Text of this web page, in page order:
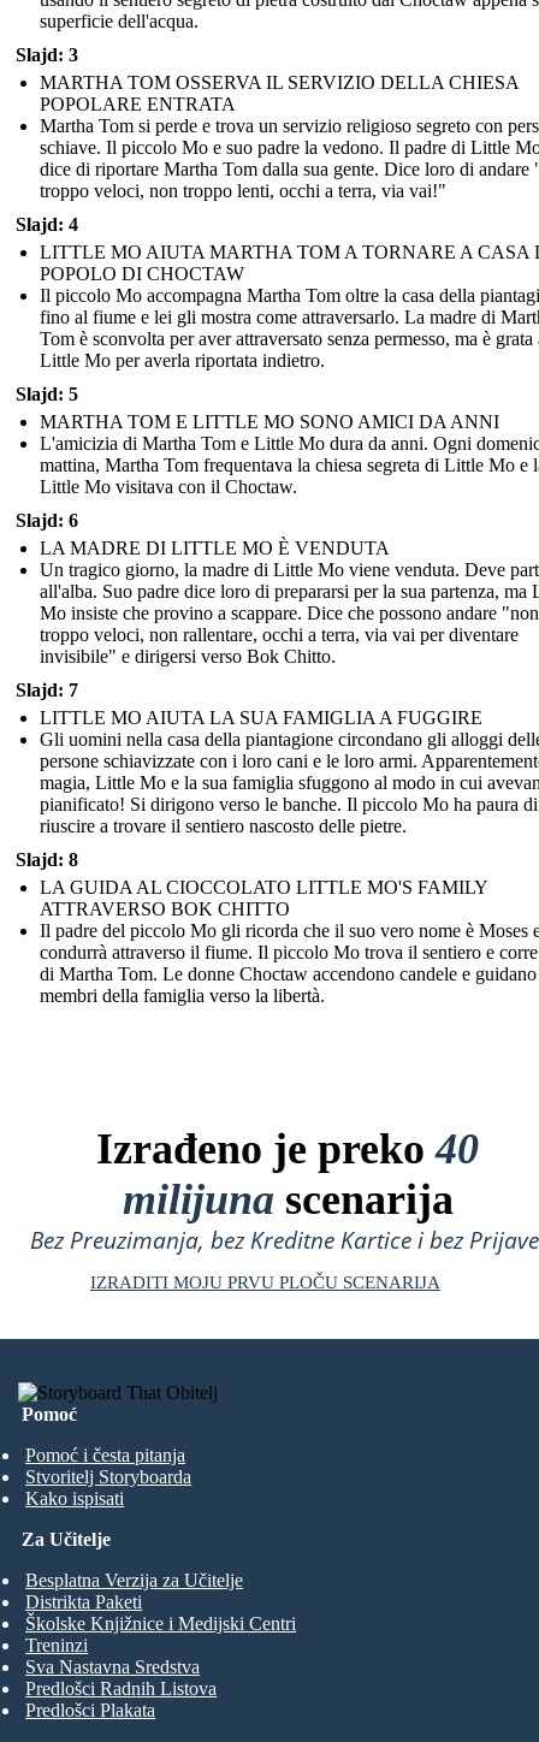
superficie dell'acqua.
Slajd: 3
MARTHA TOM OSSERVA IL SERVIZIO DELLA CHIESA
POPOLARE ENTRATA
Martha Tom si perde e trova un servizio religioso segreto con
schiave. Il piccolo Mo e suo padre la vedono. Il padre di Little
dice di riportare Martha Tom dalla sua gente. Dice loro di andare
troppo veloci, non troppo lenti, occhi a terra, via vai!"
Slajd: 4
LITTLE MO AIUTA MARTHA TOM A TORNARE A CASA
POPOLO DI CHOCTAW
Il piccolo Mo accompagna Martha Tom oltre la casa della
fino al fiume e lei gli mostra come attraversarlo. La madre di
Tom è sconvolta per aver attraversato senza permesso, ma è grata
Little Mo per averla riportata indietro.
Slajd: 5
MARTHA TOM E LITTLE MO SONO AMICI DA ANNI
L'amicizia di Martha Tom e Little Mo dura da anni. Ogni
mattina, Martha Tom frequentava la chiesa segreta di Little Mo e
Little Mo visitava con il Choctaw.
Slajd: 6
LA MADRE DI LITTLE MO È VENDUTA
Un tragico giorno, la madre di Little Mo viene venduta. Deve
all'alba. Suo padre dice loro di prepararsi per la sua partenza, ma
Mo insiste che provino a scappare. Dice che possono andare "non
troppo veloci, non rallentare, occhi a terra, via vai per diventare
invisibile" e dirigersi verso Bok Chitto.
Slajd: 7
LITTLE MO AIUTA LA SUA FAMIGLIA A FUGGIRE
Gli uomini nella casa della piantagione circondano gli alloggi
persone schiavizzate con i loro cani e le loro armi.
magia, Little Mo e la sua famiglia sfuggono al modo in cui
pianificato! Si dirigono verso le banche. Il piccolo Mo ha paura
riuscire a trovare il sentiero nascosto delle pietre.
Slajd: 8
LA GUIDA AL CIOCCOLATO LITTLE MO'S FAMILY
ATTRAVERSO BOK CHITTO
Il padre del piccolo Mo gli ricorda che il suo vero nome è Moses
condurrà attraverso il fiume. Il piccolo Mo trova il sentiero e corre
di Martha Tom. Le donne Choctaw accendono candele e guidano
membri della famiglia verso la libertà.
Izrađeno je preko40
milijuna scenarija
Bez Preuzimanja, bez Kreditne Kartice i bez
IZRADITI MOJU PRVU PLOČU SCENARIJA
Pomoć
Pomoć i česta pitanja
Stvoritelj Storyboarda
Kako ispisati
Za Učitelje
Besplatna Verzija za Učitelje
Distrikta Paketi
Školske Knjižnice i Medijski Centri
Treninzi
Sva Nastavna Sredstva
Predlošci Radnih Listova
Predlošci Plakata